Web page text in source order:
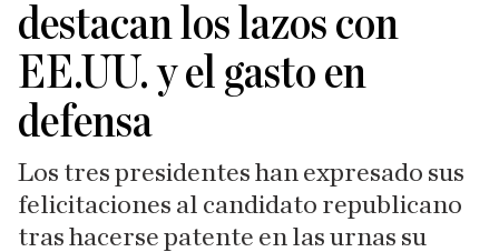
destacan los lazos con
EE.UU. y el gasto en
defensa
Los tres presidentes han expresado sus
felicitaciones al candidato republicano
tras hacerse patente en las urnas su